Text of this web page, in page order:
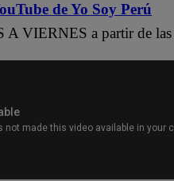
de Yo Soy Perú
A VIERNES a partir de